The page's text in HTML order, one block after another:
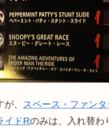
、 スペース・ファン
イドRのみは、入れ替わ